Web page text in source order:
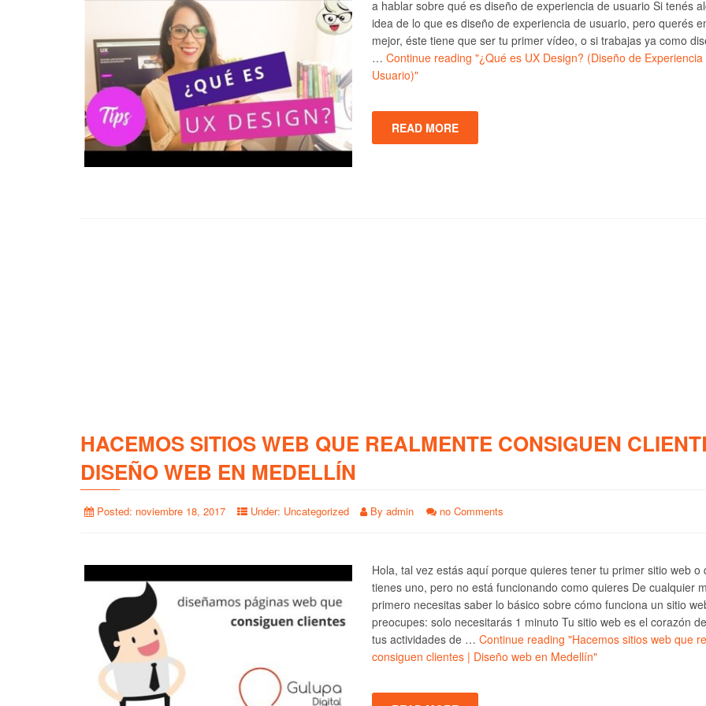
a hablar sobre qué es diseño de experiencia de usuario Si tenés
idea de lo que es diseño de experiencia de usuario, pero querés
mejor, éste tiene que ser tu primer vídeo, o si trabajas ya como
… Continue reading "¿Qué es UX Design? (Diseño de Experiencia
Usuario)"
READ MORE
HACEMOS SITIOS WEB QUE REALMENTE CONSIGUEN
DISEÑO WEB EN MEDELLÍN
Posted: noviembre 18, 2017 Under: Uncategorized By admin no Comments
Hola, tal vez estás aquí porque quieres tener tu primer sitio web o
tienes uno, pero no está funcionando como quieres De cualquier
primero necesitas saber lo básico sobre cómo funciona un sitio
preocupes: solo necesitarás 1 minuto Tu sitio web es el corazón
tus actividades de … Continue reading "Hacemos sitios web que
consiguen clientes | Diseño web en Medellín"